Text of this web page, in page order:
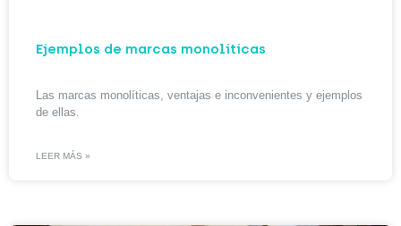
Ejemplos de marcas monolíticas
Las marcas monolíticas, ventajas e inconvenientes y ejemplos
de ellas.
LEER MÁS »